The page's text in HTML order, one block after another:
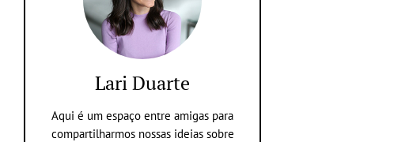
Lari Duarte
Aqui é um espaço entre amigas para
compartilharmos nossas ideias sobre